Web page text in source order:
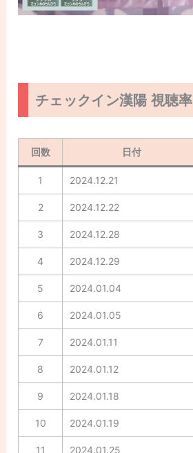
チェックイン漢陽 視聴率
回数 日付
1 2024.12.21
2 2024.12.22
3 2024.12.28
4 2024.12.29
5 2024.01.04
6 2024.01.05
7 2024.01.11
8 2024.01.12
9 2024.01.18
10 2024.01.19
11 2024.01.25